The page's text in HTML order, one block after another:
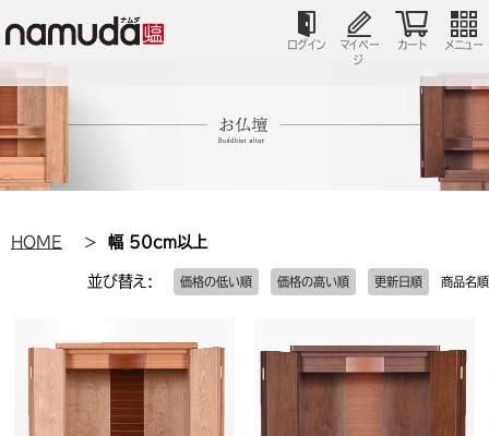
ログイン
マイペー
ジ
カート メニュー
HOME 幅 50cm以上
並び替え: 価格の低い順 価格の高い順 更新日順 商品名順